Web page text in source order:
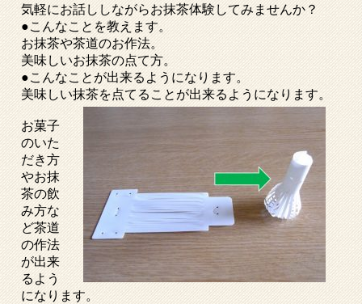
気軽にお話ししながらお抹茶体験してみませんか？
●こんなことを教えます。
お抹茶や茶道のお作法。
美味しいお抹茶の点て方。
●こんなことが出来るようになります。
美味しい抹茶を点てることが出来るようになります。
お菓子
のいた
だき方
やお抹
茶の飲
み方な
ど茶道
の作法
が出来
るよう
になります。